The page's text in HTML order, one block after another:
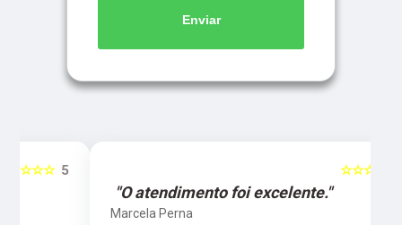
Enviar
5
"O atendimento foi excelente."
Marcela Perna